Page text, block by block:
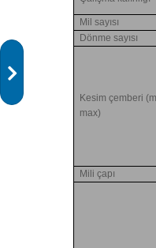
Mil sayısı
Dönme sayısı
Kesim çemberi
max)
Mili çapı